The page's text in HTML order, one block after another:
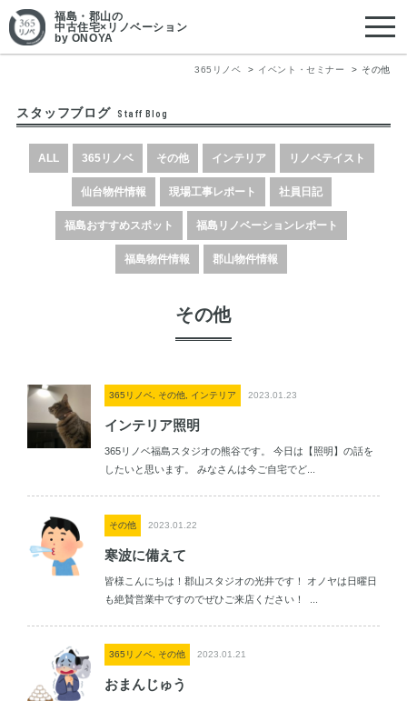
福島・郡山の
中古住宅×リノベーション
by ONOYA
365リノベ イベント・セミナー その他
スタッフブログ Staff Blog
ALL 365リノベ その他 インテリア リノベテイスト
仙台物件情報 現場工事レポート 社員日記
福島おすすめスポット 福島リノベーションレポート
福島物件情報 郡山物件情報
その他
365リノベ, その他, インテリア 2023.01.23
インテリア照明
365リノベ福島スタジオの熊谷です。 今日は【照明】の話を
したいと思います。 みなさんは今ご自宅でど...
その他 2023.01.22
寒波に備えて
皆様こんにちは！郡山スタジオの光井です！ オノヤは日曜日
も絶賛営業中ですのでぜひご来店ください！ ...
365リノベ, その他 2023.01.21
おまんじゅう